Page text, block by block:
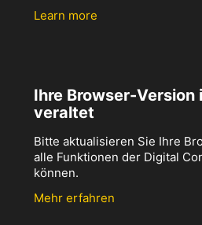
Learn more
Ihre Browser-Version
veraltet
Bitte aktualisieren Sie Ihre
alle Funktionen der Digital
können.
Mehr erfahren